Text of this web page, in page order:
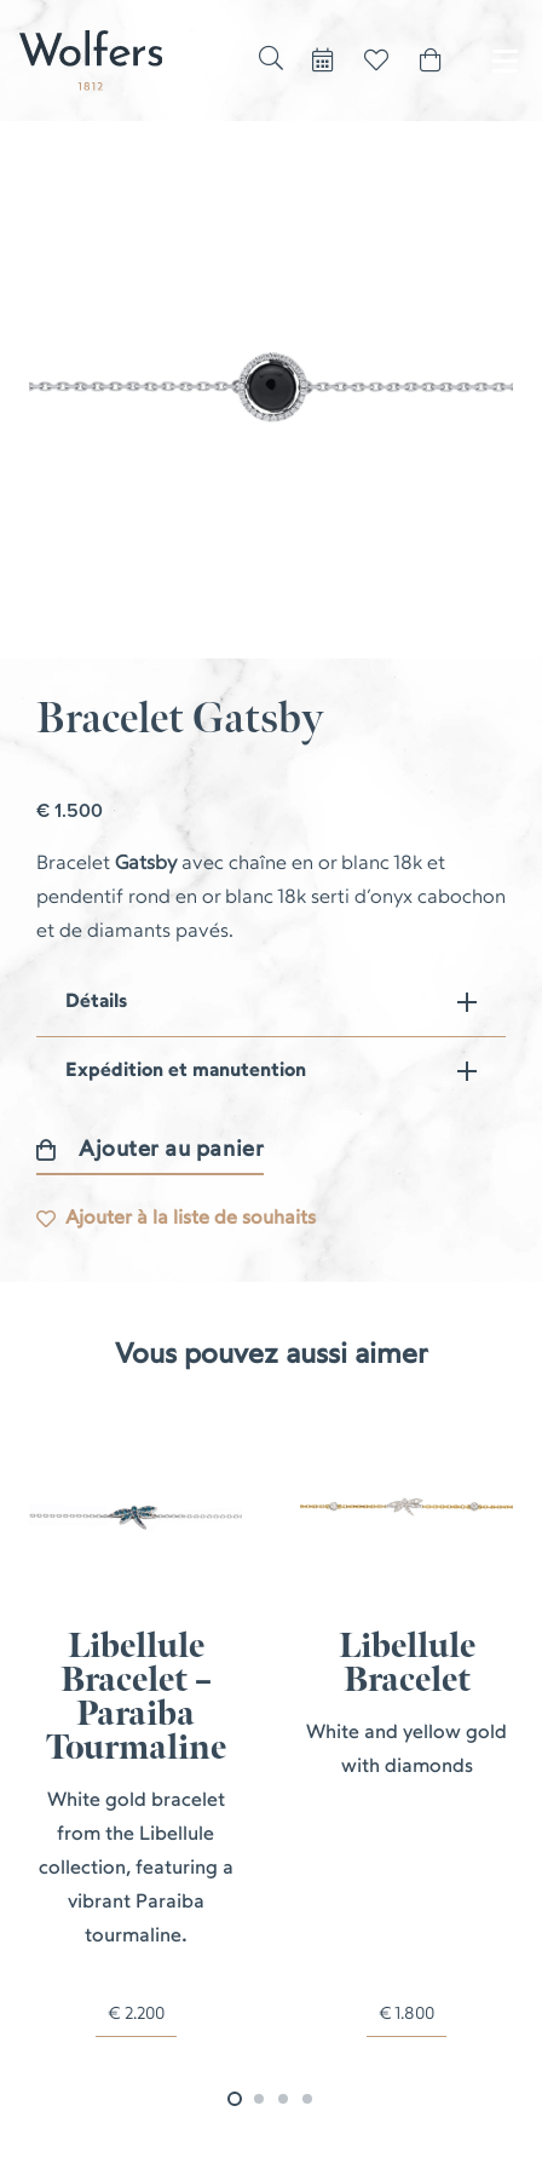
Bracelet Gatsby
€1.500
Bracelet Gatsbyavec chaîne en or blanc 18k et
pendentif rond en or blanc 18k serti d’onyx cabochon
et de diamants pavés.
Détails
Expédition et manutention
quantité
de
Ajouter au panier
Ajouter à la liste de souhaits
Vous pouvez aussi aimer
Libellule
Bracelet –
Paraiba
Tourmaline
White gold bracelet
from the Libellule
collection, featuring a
vibrant Paraiba
tourmaline.
€ 2.200
Libellule
Bracelet
White and yellow gold
with diamonds
€ 1.800